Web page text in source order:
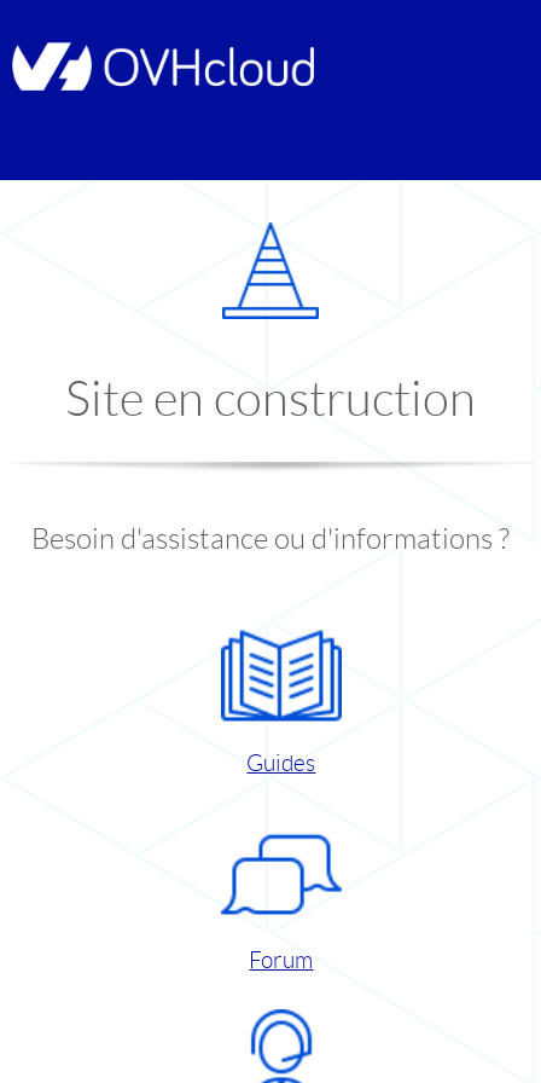
Site en construction
Besoin d'assistance ou d'informations ?
Guides
Forum